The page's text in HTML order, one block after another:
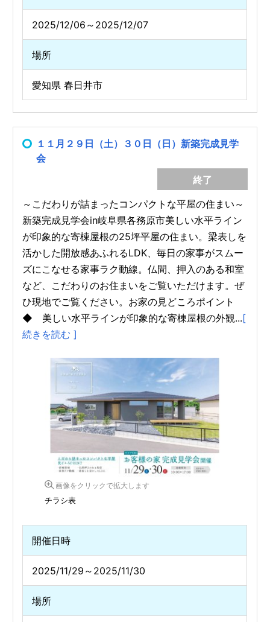
2025/12/06～2025/12/07
場所
愛知県 春日井市
１１月２９日（土）３０日（日）新築完成見学
会
終了
～こだわりが詰まったコンパクトな平屋の住まい～
新築完成見学会in岐阜県各務原市美しい水平ライン
が印象的な寄棟屋根の25坪平屋の住まい。梁表しを
活かした開放感あふれるLDK、毎日の家事がスムー
ズにこなせる家事ラク動線。仏間、押入のある和室
など、こだわりのお住まいをご覧いただけます。ぜ
ひ現地でご覧ください。お家の見どころポイント
◆ 美しい水平ラインが印象的な寄棟屋根の外観...[
続きを読む ]
画像をクリックで拡大します
チラシ表
開催日時
2025/11/29～2025/11/30
場所